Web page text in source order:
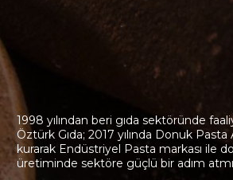
1998 yılından beri gıda sektöründe
Öztürk Gıda; 2017 yılında Donuk Pasta
kurarak Endüstriyel Pasta markası ile
üretiminde sektöre güçlü bir adım